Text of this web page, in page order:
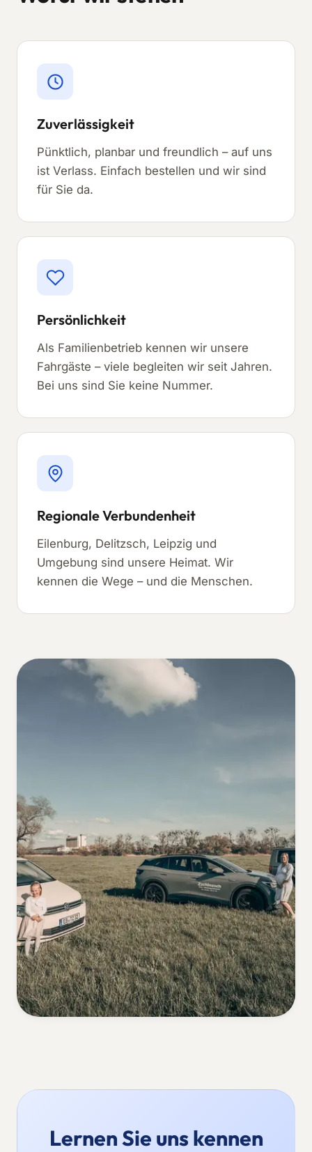
Zuverlässigkeit
Pünktlich, planbar und freundlich – auf uns
ist Verlass. Einfach bestellen und wir sind
für Sie da.
Persönlichkeit
Als Familienbetrieb kennen wir unsere
Fahrgäste – viele begleiten wir seit Jahren.
Bei uns sind Sie keine Nummer.
Regionale Verbundenheit
Eilenburg, Delitzsch, Leipzig und
Umgebung sind unsere Heimat. Wir
kennen die Wege – und die Menschen.
Lernen Sie uns kennen